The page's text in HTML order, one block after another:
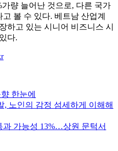
가량 늘어난 것으로, 다른 국가
볼 수 있다. 베트남 산업계
하고 있는 시니어 비즈니스 시
다.
한눈에
, 노인의 감정 섬세하게 이해해
과 가능성 13%…상원 문턱서